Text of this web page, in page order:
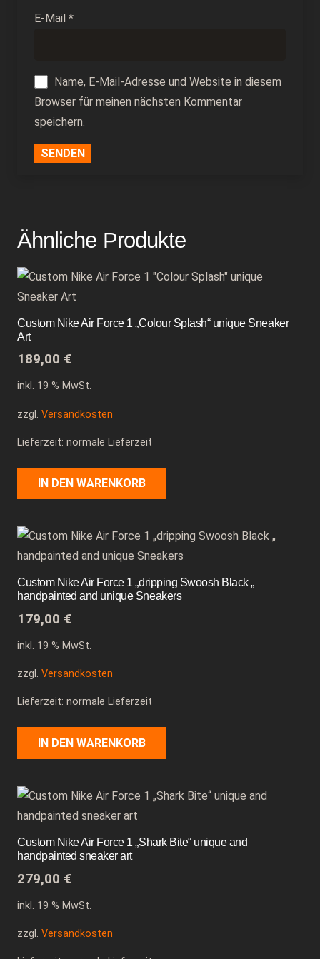
E-Mail *
Name, E-Mail-Adresse und Website in diesem
Browser für meinen nächsten Kommentar
speichern.
Ähnliche Produkte
Custom Nike Air Force 1 „Colour Splash“ unique Sneaker
Art
189,00 €
inkl. 19 % MwSt.
zzgl. Versandkosten
Lieferzeit: normale Lieferzeit
IN DEN WARENKORB
Custom Nike Air Force 1 „dripping Swoosh Black „
handpainted and unique Sneakers
179,00 €
inkl. 19 % MwSt.
zzgl. Versandkosten
Lieferzeit: normale Lieferzeit
IN DEN WARENKORB
Custom Nike Air Force 1 „Shark Bite“ unique and
handpainted sneaker art
279,00 €
inkl. 19 % MwSt.
zzgl. Versandkosten